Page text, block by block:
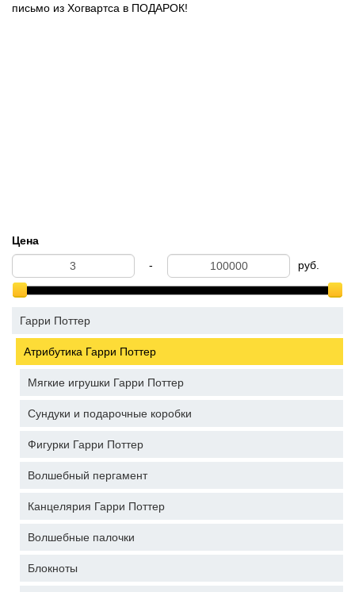
письмо из Хогвартса в ПОДАРОК!
Цена
-
руб.
Гарри Поттер
Атрибутика Гарри Поттер
Мягкие игрушки Гарри Поттер
Сундуки и подарочные коробки
Фигурки Гарри Поттер
Волшебный пергамент
Канцелярия Гарри Поттер
Волшебные палочки
Блокноты